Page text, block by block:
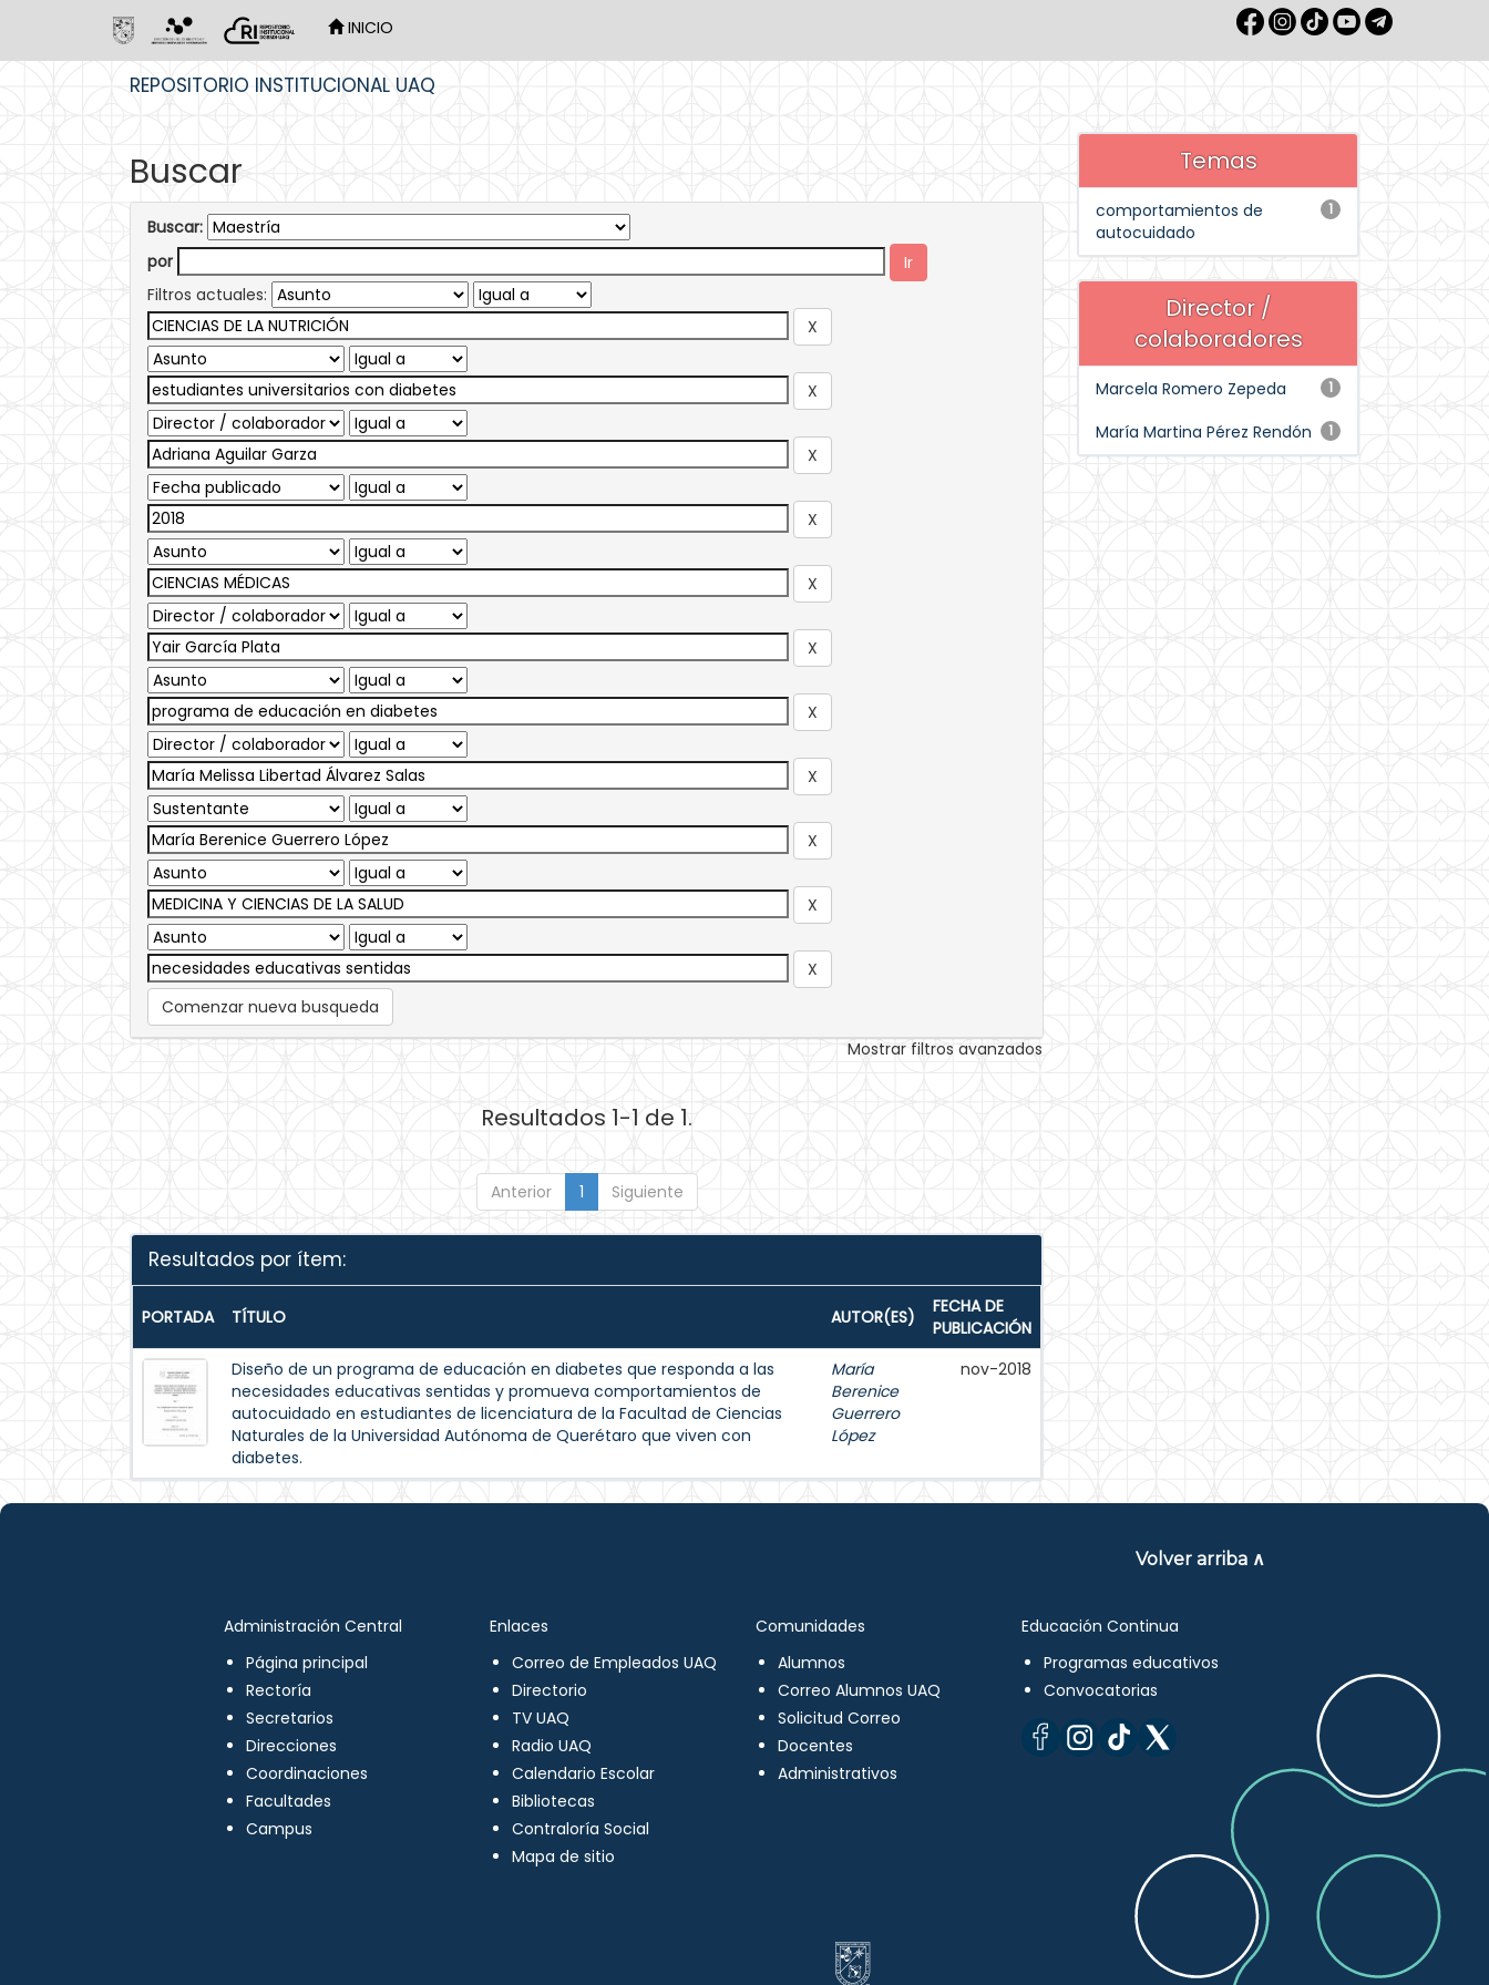
INICIO
REPOSITORIO INSTITUCIONAL UAQ
Buscar
Buscar:
por
Filtros actuales:
Comenzar nueva busqueda
Mostrar filtros avanzados
Resultados 1-1 de 1.
Anterior 1 Siguiente
Resultados por ítem:
PORTADA TÍTULO AUTOR(ES)
FECHA DE
PUBLICACIÓN
Diseño de un programa de educación en diabetes que responda a las
necesidades educativas sentidas y promueva comportamientos de
autocuidado en estudiantes de licenciatura de la Facultad de Ciencias
Naturales de la Universidad Autónoma de Querétaro que viven con
diabetes.
María
Berenice
Guerrero
López
nov-2018
Temas
1
comportamientos de
autocuidado
Director /
colaboradores
1
Marcela Romero Zepeda
1
María Martina Pérez Rendón
Volver arriba ∧
Administración Central
Página principal
Rectoría
Secretarios
Direcciones
Coordinaciones
Facultades
Campus
Enlaces
Correo de Empleados UAQ
Directorio
TV UAQ
Radio UAQ
Calendario Escolar
Bibliotecas
Contraloría Social
Mapa de sitio
Comunidades
Alumnos
Correo Alumnos UAQ
Solicitud Correo
Docentes
Administrativos
Educación Continua
Programas educativos
Convocatorias